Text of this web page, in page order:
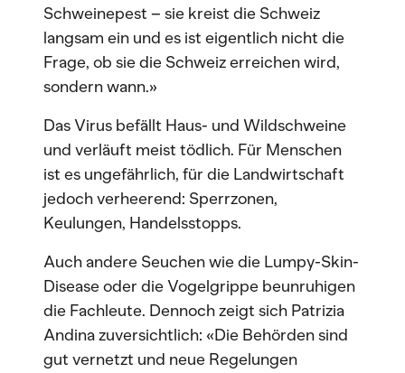
Schweinepest – sie kreist die Schweiz
langsam ein und es ist eigentlich nicht die
Frage, ob sie die Schweiz erreichen wird,
sondern wann.»
Das Virus befällt Haus- und Wildschweine
und verläuft meist tödlich. Für Menschen
ist es ungefährlich, für die Landwirtschaft
jedoch verheerend: Sperrzonen,
Keulungen, Handelsstopps.
Auch andere Seuchen wie die Lumpy-Skin-
Disease oder die Vogelgrippe beunruhigen
die Fachleute. Dennoch zeigt sich Patrizia
Andina zuversichtlich: «Die Behörden sind
gut vernetzt und neue Regelungen